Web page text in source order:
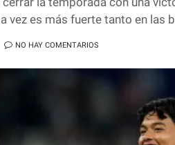
vez es más fuerte tanto en las
NO HAY COMENTARIOS